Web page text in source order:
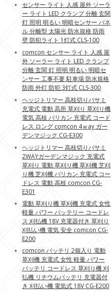
センサー ライト 人感 屋外 ソーラ
ー ライト LED クランプ 分離 玄関
灯 照明 明るい 明暗センサー パネ
ル 分離型 太陽光 防水規格 防雨
壁 防犯ライト 1灯式 CLS-100
comcon センサー ライト 人感 屋
外 ソーラー ライト LED クランプ
分離 玄関 灯 照明 明るい 明暗セ
ンサー 工事不要 駐車場 防水規格
防雨 外灯 防犯 3灯式 CLS-300
ヘッジトリマー 高枝切りバサミ
充電式 電動 高所 草刈り 草刈り機
電気 高枝 バリカン 充電式 コード
レス ロング comcon 4ｗay ガー
デンマジック CG-E300
ヘッジトリマー 高枝切りバサミ
2WAYガーデンマジック 充電式
草刈り 電動 草刈り機 草刈機 芝刈
り機 芝刈機 バリカン 充電式 コー
ドレス 電動 高枝 comcon CG-
E301
電動 草刈り機 草刈機 充電式 女性
軽量 パワー バッテリー コードレ
ス 刈払機 18V 充電器付き 草刈り
刈払い機 電気 安全 comcon CG-
E200
comcon バッテリ 2個入り 電動
草刈機 充電式 女性 軽量 パワー
バッテリ コードレス 草刈り機 刈
払機 リチウムバッテリ 充電器付
き 刈払い機 電気式 18V CG-E200